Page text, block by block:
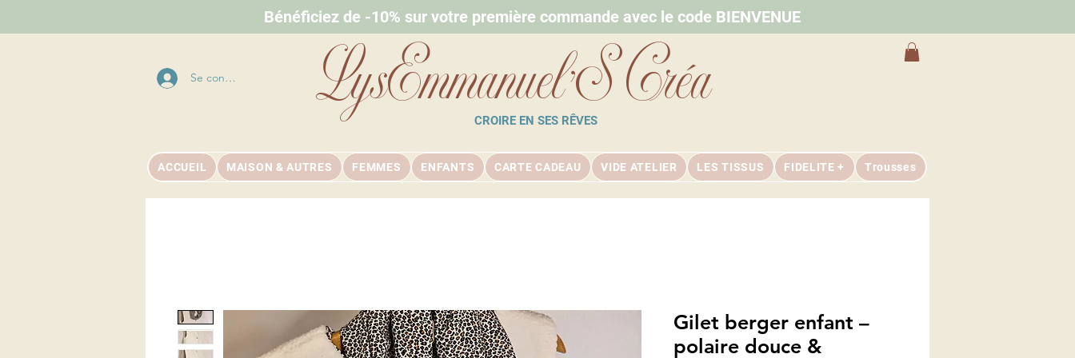
Bénéficiez de -10% sur votre première commande avec le code BIENVENUE
Se connecter LysEmmanuel'S Créa
CROIRE EN SES RÊVES
ACCUEIL MAISON & AUTRES FEMMES ENFANTS CARTE CADEAU VIDE ATELIER LES TISSUS FIDELITE + Trousses
Gilet berger enfant –
polaire douce &